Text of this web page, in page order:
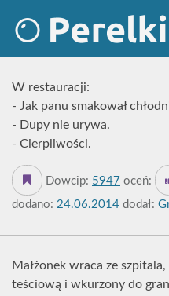
W restauracji:
- Jak panu smakował
- Dupy nie urywa.
- Cierpliwości.
Dowcip: 5947 oceń:
dodano: 24.06.2014 dodał:
Małżonek wraca ze
teściową i wkurzony do